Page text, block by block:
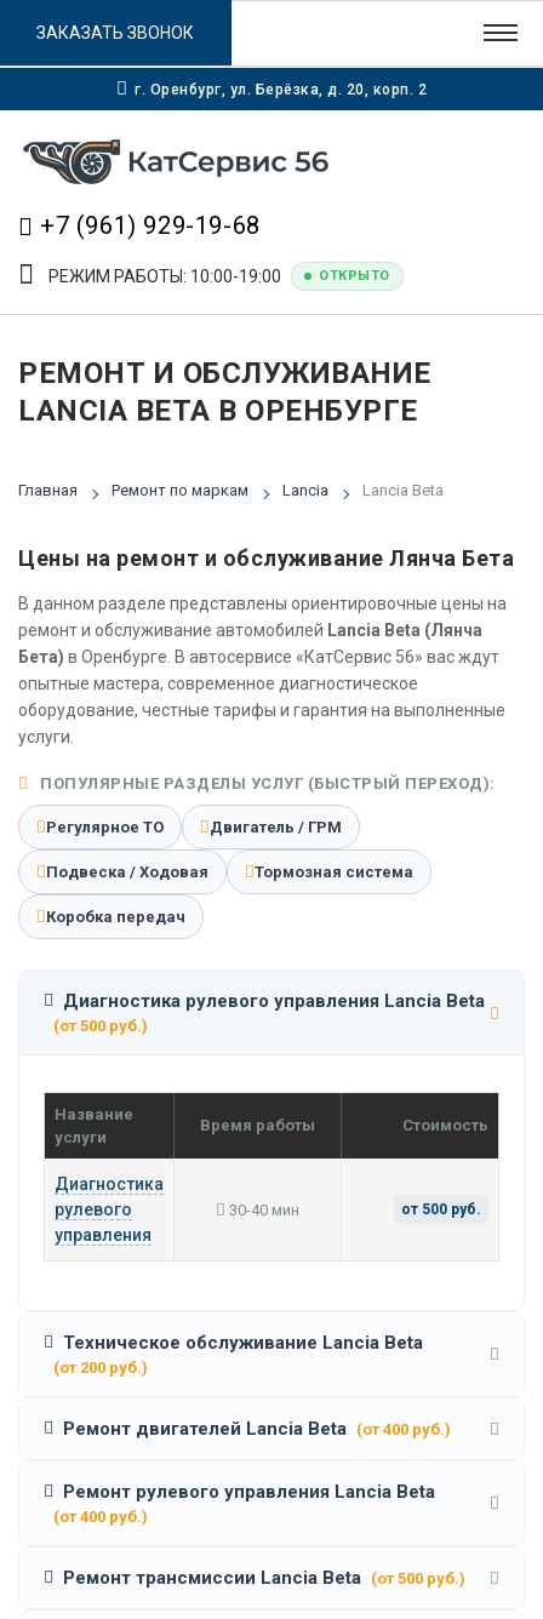
г. Оренбург, ул. Берёзка, д. 20, корп. 2
+7 (961) 929-19-68
РЕЖИМ РАБОТЫ: 10:00-19:00 ОТКРЫТО
ЗАКАЗАТЬ ЗВОНОК
РЕМОНТ И ОБСЛУЖИВАНИЕ
LANCIA BETA В ОРЕНБУРГЕ
Главная Ремонт по маркам Lancia Lancia Beta
Цены на ремонт и обслуживание Лянча Бета
В данном разделе представлены ориентировочные цены на
ремонт и обслуживание автомобилей Lancia Beta (Лянча
Бета) в Оренбурге. В автосервисе «КатСервис 56» вас ждут
опытные мастера, современное диагностическое
оборудование, честные тарифы и гарантия на выполненные
услуги.
ПОПУЛЯРНЫЕ РАЗДЕЛЫ УСЛУГ (БЫСТРЫЙ ПЕРЕХОД):
Регулярное ТО Двигатель / ГРМ
Подвеска / Ходовая Тормозная система
Коробка передач
Диагностика рулевого управления Lancia Beta
(от 500 руб.)
Название
услуги
Время работы Стоимость
Диагностика
рулевого
управления
30-40 мин от 500 руб.
Техническое обслуживание Lancia Beta
(от 200 руб.)
Ремонт двигателей Lancia Beta (от 400 руб.)
Ремонт рулевого управления Lancia Beta
(от 400 руб.)
Ремонт трансмиссии Lancia Beta (от 500 руб.)